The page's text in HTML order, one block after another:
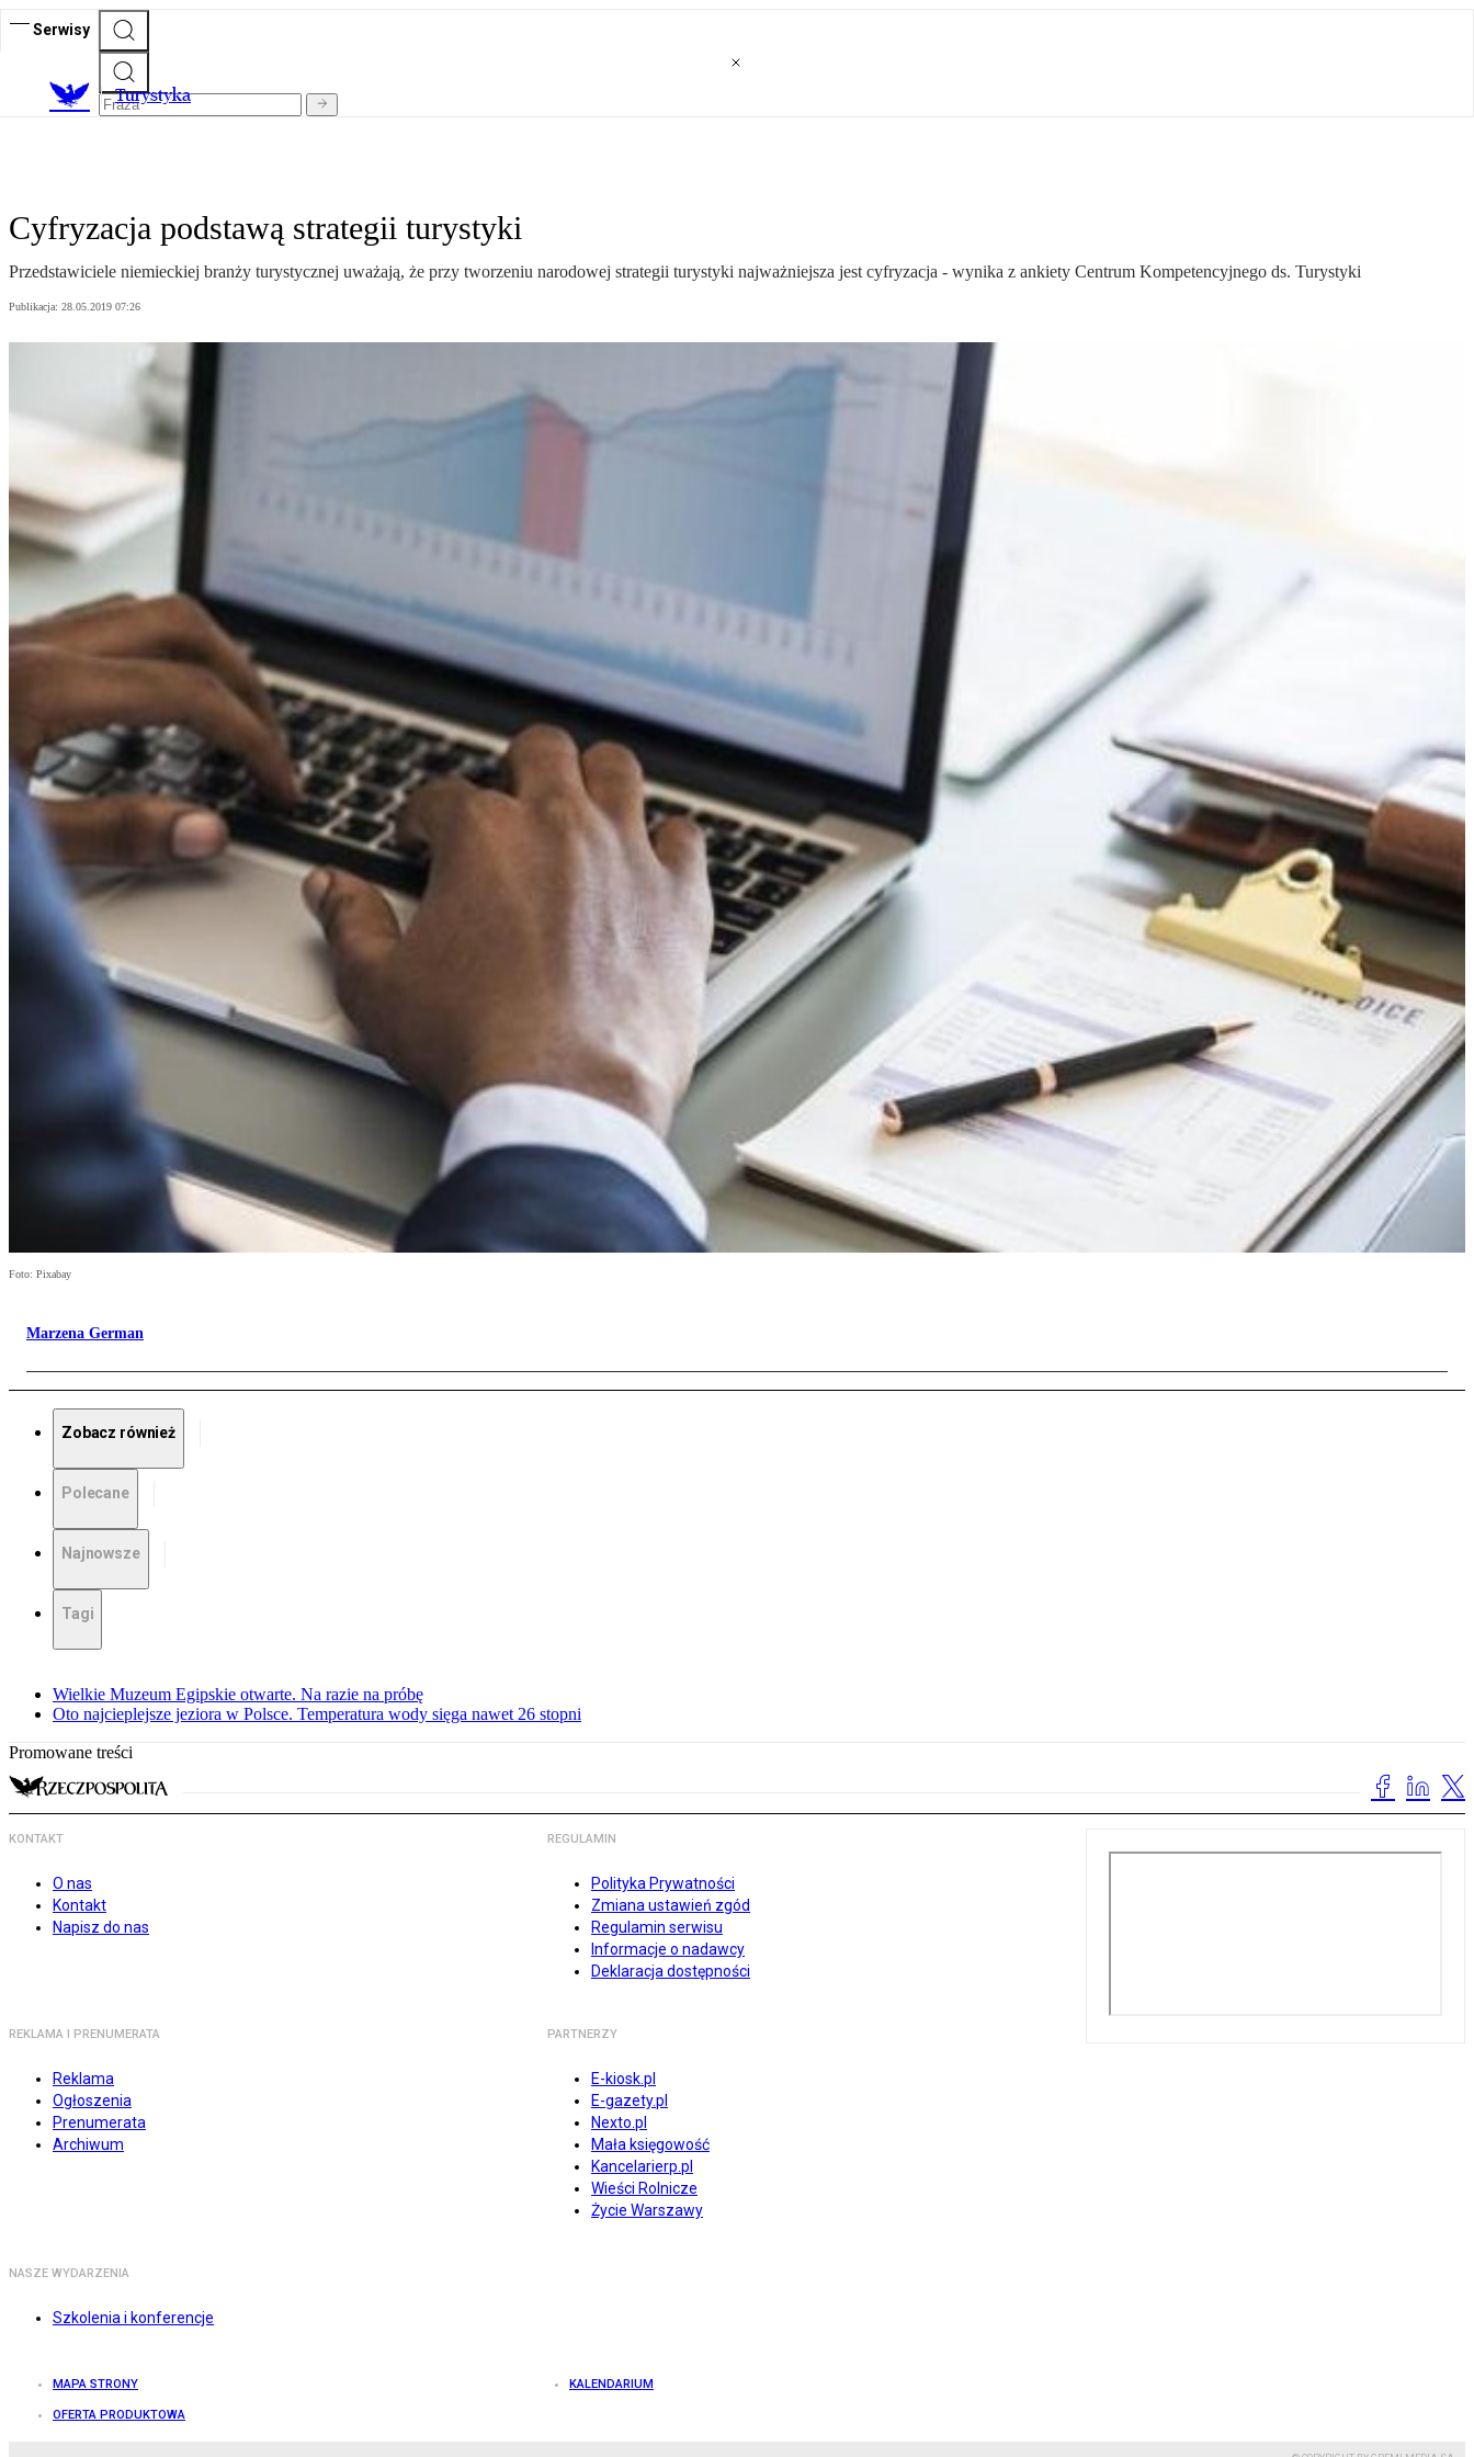
Serwisy
Turystyka
Cyfryzacja podstawą strategii turystyki
Przedstawiciele niemieckiej branży turystycznej uważają, że przy tworzeniu narodowej strategii turystyki najważniejsza jest cyfryzacja - wynika z ankiety Centrum Kompetencyjnego ds. Turystyki
Publikacja: 28.05.2019 07:26
Foto: Pixabay
Marzena German
Zobacz również
Polecane
Najnowsze
Tagi
Wielkie Muzeum Egipskie otwarte. Na razie na próbę
Oto najcieplejsze jeziora w Polsce. Temperatura wody sięga nawet 26 stopni
Promowane treści
KONTAKT
O nas
Kontakt
Napisz do nas
REGULAMIN
Polityka Prywatności
Zmiana ustawień zgód
Regulamin serwisu
Informacje o nadawcy
Deklaracja dostępności
REKLAMA I PRENUMERATA
Reklama
Ogłoszenia
Prenumerata
Archiwum
PARTNERZY
E-kiosk.pl
E-gazety.pl
Nexto.pl
Mała księgowość
Kancelarierp.pl
Wieści Rolnicze
Życie Warszawy
NASZE WYDARZENIA
Szkolenia i konferencje
MAPA STRONY KALENDARIUM
OFERTA PRODUKTOWA